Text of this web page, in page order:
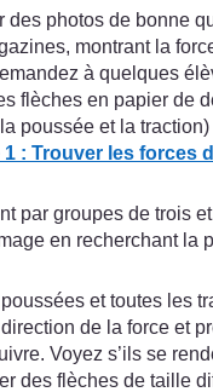
des photos de bonne
montrant la
à quelques
flèches en papier de
poussée et la
1 : Trouver les forces
par groupes de trois
en recherchant la
et toutes les
de la force et
Voyez s’ils se
des flèches de taille